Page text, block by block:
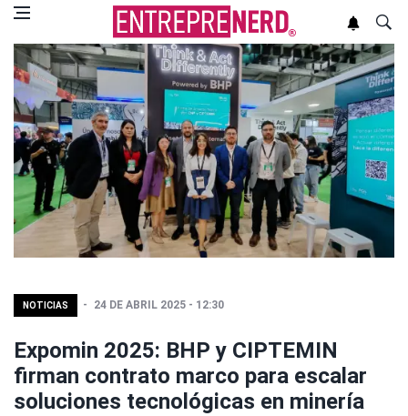
NOTICIAS 24 DE ABRIL 2025 - 12:30
Expomin 2025: BHP y CIPTEMIN
firman contrato marco para escalar
soluciones tecnológicas en minería